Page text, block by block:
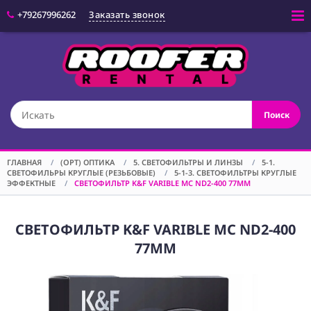
+79267996262 Заказать звонок
Поиск
(OPT) ОПТИКА
ОБОРУДОВАНИЕ
(LGT) СВЕТОВОЕ
ОБОРУДОВАНИЕ
СПЕЦЭФФЕКТЫ
(GRP) КРЕПЕЖ
(SND) ЗВУКОВОЕ
ОБОРУДОВАНИЕ
ГЛАВНАЯ / (OPT) ОПТИКА / 5. СВЕТОФИЛЬТРЫ И ЛИНЗЫ /
5-1.
СВЕТОФИЛЬРЫ КРУГЛЫЕ (РЕЗЬБОВЫЕ)
/
5-1-3. СВЕТОФИЛЬТРЫ КРУГЛЫЕ
ЭФФЕКТНЫЕ
/ СВЕТОФИЛЬТР K&F VARIBLE MC ND2-400 77ММ
СВЕТОФИЛЬТР K&F VARIBLE MC ND2-400
77ММ